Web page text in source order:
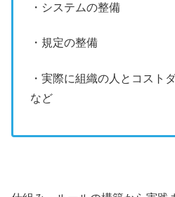
・システムの整備
・規定の整備
・実際に組織の人とコスト
など